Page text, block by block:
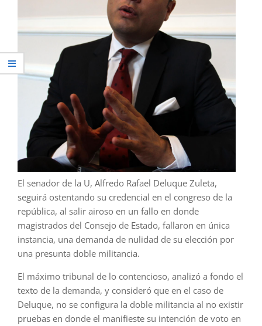
El senador de la U, Alfredo Rafael Deluque Zuleta,
seguirá ostentando su credencial en el congreso de la
república, al salir airoso en un fallo en donde
magistrados del Consejo de Estado, fallaron en única
instancia, una demanda de nulidad de su elección por
una presunta doble militancia.
El máximo tribunal de lo contencioso, analizó a fondo el
texto de la demanda, y consideró que en el caso de
Deluque, no se configura la doble militancia al no existir
pruebas en donde el manifieste su intención de voto en